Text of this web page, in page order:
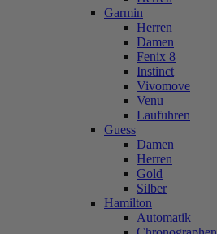
Garmin
Herren
Damen
Fenix 8
Instinct
Vivomove
Venu
Laufuhren
Guess
Damen
Herren
Gold
Silber
Hamilton
Automatik